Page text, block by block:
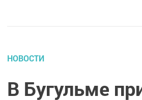
НОВОСТИ
В Бугульме